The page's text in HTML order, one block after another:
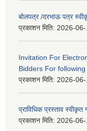
बोलपत्र /दरभाऊ पत्र
प्रकाशन मिति: 2026-06-
Invitation For
Bidders For following
प्रकाशन मिति: 2026-06-
प्राविधिक प्रस्ताव स्वीकृत
प्रकाशन मिति: 2026-06-